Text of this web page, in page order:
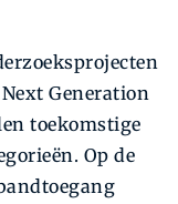
Generation
toekomstige
Op de